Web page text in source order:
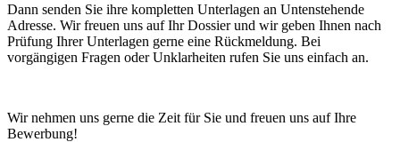
Dann senden Sie ihre kompletten Unterlagen an Untenstehende
Adresse. Wir freuen uns auf Ihr Dossier und wir geben Ihnen nach
Prüfung Ihrer Unterlagen gerne eine Rückmeldung. Bei
vorgängigen Fragen oder Unklarheiten rufen Sie uns einfach an.
Wir nehmen uns gerne die Zeit für Sie und freuen uns auf Ihre
Bewerbung!